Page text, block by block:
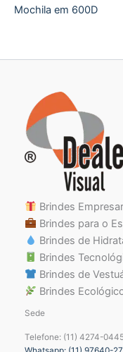
Mochila em 600D
Brindes
Brindes para o
Brindes de
Brindes
Brindes de
Brindes
Sede
Telefone: (11) 4274-